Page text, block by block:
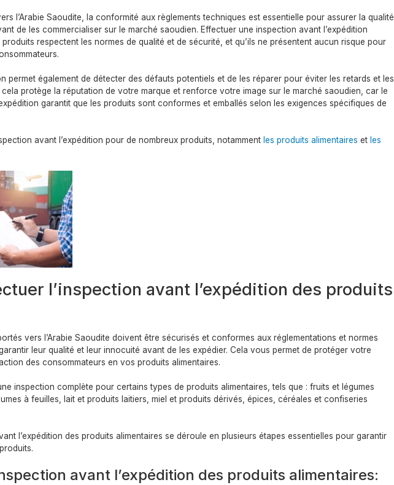
l’Arabie Saoudite, la conformité aux règlements techniques est essentielle pour assurer la qualité
de les commercialiser sur le marché saoudien. Effectuer une inspection avant l’expédition
produits respectent les normes de qualité et de sécurité, et qu’ils ne présentent aucun risque pour
permet également de détecter des défauts potentiels et de les réparer pour éviter les retards et les
protège la réputation de votre marque et renforce votre image sur le marché saoudien, car le
garantit que les produits sont conformes et emballés selon les exigences spécifiques de
avant l’expédition pour de nombreux produits, notamment les produits alimentaires et les
l’inspection avant l’expédition des produits
vers l’Arabie Saoudite doivent être sécurisés et conformes aux réglementations et normes
leur qualité et leur innocuité avant de les expédier. Cela vous permet de protéger votre
des consommateurs en vos produits alimentaires.
inspection complète pour certains types de produits alimentaires, tels que : fruits et légumes
à feuilles, lait et produits laitiers, miel et produits dérivés, épices, céréales et confiseries
l’expédition des produits alimentaires se déroule en plusieurs étapes essentielles pour garantir
avant l’expédition des produits alimentaires: